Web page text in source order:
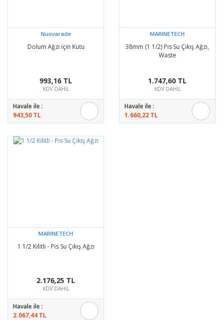
Nuovarade
Dolum Ağzı için Kutu
993,16 TL
KDV DAHİL
Havale ile :
943,50 TL
MARINETECH
38mm (1 1/2) Pis Su Çıkış Ağzı,
Waste
1.747,60 TL
KDV DAHİL
Havale ile :
1.660,22 TL
MARINETECH
1 1/2 Kilitli - Pis Su Çıkış Ağzı
2.176,25 TL
KDV DAHİL
Havale ile :
2.067,44 TL